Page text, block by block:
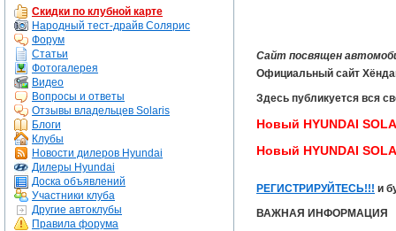
Скидки по клубной карте
Народный тест-драйв Солярис
Форум
Статьи
Фотогалерея
Видео
Вопросы и ответы
Отзывы владельцев Solaris
Блоги
Клубы
Новости дилеров Hyundai
Дилеры Hyundai
Доска объявлений
Участники клуба
Другие автоклубы
Правила форума
Сайт посвящен
Официальный сайт
Здесь публикуется вся
Новый HYUNDAI
Новый HYUNDAI
РЕГИСТРИРУЙТЕСЬ!!! и
ВАЖНАЯ ИНФОРМАЦИЯ